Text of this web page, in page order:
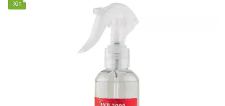
Хіт